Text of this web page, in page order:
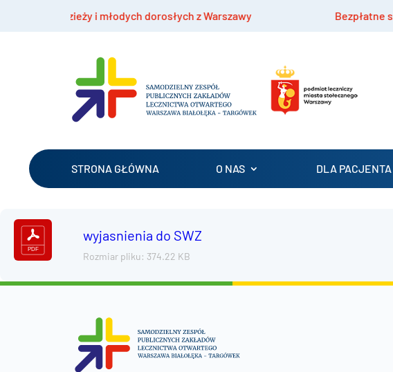
młodzieży i młodych dorosłych z Warszawy Bezpłatne
STRONA GŁÓWNA O NAS DLA PACJENTA
wyjasnienia do SWZ
Rozmiar pliku: 374.22 KB